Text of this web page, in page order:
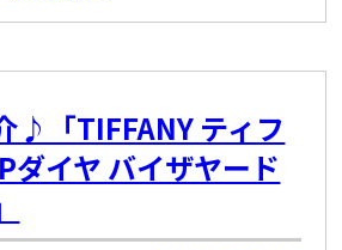
♪「TIFFANY ティフ
ダイヤ バイザヤード